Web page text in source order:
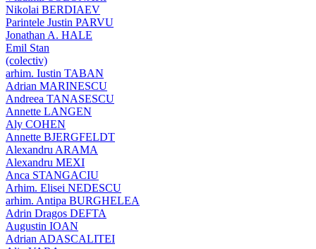
Nikolai BERDIAEV
Parintele Justin PARVU
Jonathan A. HALE
Emil Stan
(colectiv)
arhim. Iustin TABAN
Adrian MARINESCU
Andreea TANASESCU
Annette LANGEN
Aly COHEN
Annette BJERGFELDT
Alexandru ARAMA
Alexandru MEXI
Anca STANGACIU
Arhim. Elisei NEDESCU
arhim. Antipa BURGHELEA
Adrin Dragos DEFTA
Augustin IOAN
Adrian ADASCALITEI